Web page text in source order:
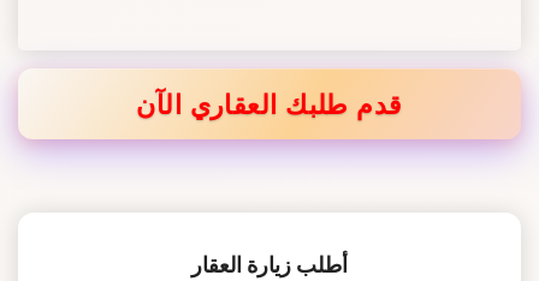
قدم طلبك العقاري الآن
أطلب زيارة العقار